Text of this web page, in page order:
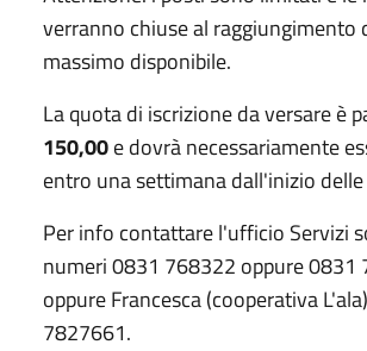
verranno chiuse al raggiungimento
massimo disponibile.
La quota di iscrizione da versare è
150,00e dovrà necessariamente
entro una settimana dall'inizio
Per info contattare l'ufficio Servizi
numeri 0831 768322 oppure 0831
oppure Francesca (cooperativa
7827661.